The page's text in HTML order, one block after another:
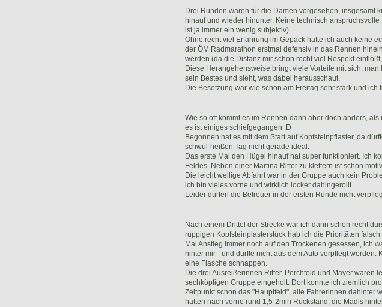
Drei Runden waren für die Damen vorgesehen, insgesamt
hinauf und wieder hinunter. Keine technisch
ist ja immer ein wenig subjektiv).
Ohne recht viel Erfahrung im Gepäck hatte ich auch keine
der ÖM Radmarathon erstmal defensiv in das Rennen
werden (da die Distanz mir schon recht viel Respekt
Diese Herangehensweise bringt viele Vorteile mit sich,
sein Bestes und sieht, was dabei herausschaut.
Die Besetzung war wie schon am Freitag sehr stark und ich
Wie so oft kommt es im Rennen dann aber doch anders,
es ist einiges schiefgegangen :D
Begonnen hat es mit dem Start auf Kopfsteinpflaster, da
schwül-heißen Tag nicht gerade ideal.
Das erste Mal den Hügel hinauf hat super funktioniert. Ich
Feldes. Neben einer Martina Ritter zu klettern ist schon
Die leicht wellige Abfahrt war in der Gruppe auch kein
ich bin vieles vorne und wirklich locker dahingerollt.
Leider dürfen die Betreuer in der ersten Runde nicht
Nach einem Drittel der Strecke war ich dann schon recht
ruppigen Kopfsteinplasterstück hab ich die Prioritäten
Mal Anstieg immer noch auf den Trockenen gesessen, ich
hinter mir - und durfte nicht aus dem Auto verpflegt
eine Flasche schnappen.
Die drei Ausreißerinnen Ritter, Perchtold und Mayer
sechköpfigen Gruppe eingeholt. Dort konnte ich ziemlich
Zeitpunkt schon das "Hauptfeld", alle Fahrerinnen dahinter
hatten nach vorne rund 1,5-2min Rückstand, die Mädls